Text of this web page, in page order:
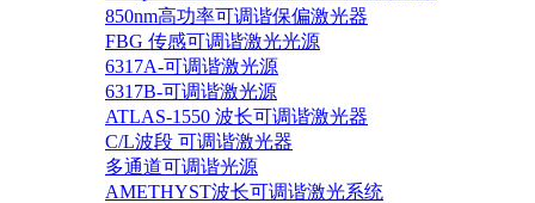
850nm高功率可调谐保偏激光器
FBG 传感可调谐激光光源
6317A-可调谐激光源
6317B-可调谐激光源
ATLAS-1550 波长可调谐激光器
C/L波段 可调谐激光器
多通道可调谐光源
AMETHYST波长可调谐激光系统